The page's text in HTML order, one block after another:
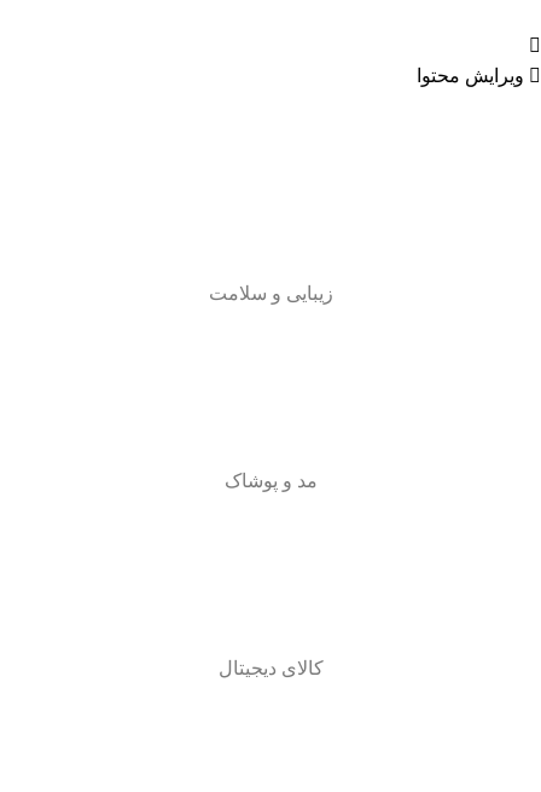
ویرایش محتوا
زیبایی و سلامت
مد و پوشاک
کالای دیجیتال